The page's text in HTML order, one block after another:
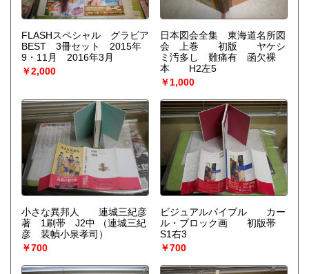
FLASHスペシャル グラビア
BEST 3冊セット 2015年
9・11月 2016年3月
￥2,000
日本図会全集 東海道名所図
会 上巻 初版 ヤケシ
ミ汚多し 難痛有 函欠裸
本 H2左5
￥1,000
小さな異邦人 連城三紀彦
著 1刷帯 J2中
（連城三紀
彦 装幀小泉孝司）
￥700
ビジュアルバイブル カー
ル・ブロック画 初版帯
S1右3
￥700